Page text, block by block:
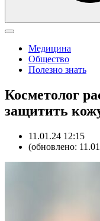
Медицина
Общество
Полезно знать
Косметолог
защитить
11.01.24 12:15
(обновлено: